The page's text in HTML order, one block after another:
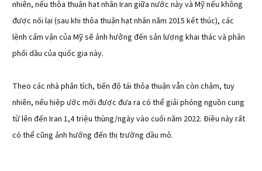
nhiên, nếu thỏa thuận hạt nhân Iran giữa nước này và Mỹ nếu không
được nối lại (sau khi thỏa thuận hạt nhân năm 2015 kết thúc), các
lệnh cấm vận của Mỹ sẽ ảnh hưởng đến sản lượng khai thác và phân
phối dầu của quốc gia này.
Theo các nhà phân tích, tiến độ tái thỏa thuận vẫn còn chậm, tuy
nhiên, nếu hiệp ước mới được đưa ra có thể giải phóng nguồn cung
từ lên đến Iran 1,4 triệu thùng/ngày vào cuối năm 2022. Điều này rất
có thể cũng ảnh hướng đến thị trường dầu mỏ.